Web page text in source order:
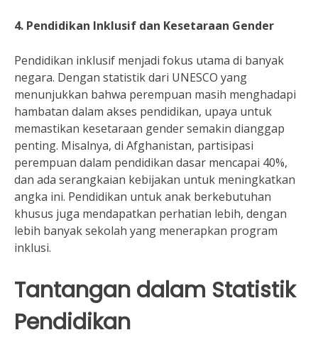
4. Pendidikan Inklusif dan Kesetaraan Gender
Pendidikan inklusif menjadi fokus utama di banyak
negara. Dengan statistik dari UNESCO yang
menunjukkan bahwa perempuan masih menghadapi
hambatan dalam akses pendidikan, upaya untuk
memastikan kesetaraan gender semakin dianggap
penting. Misalnya, di Afghanistan, partisipasi
perempuan dalam pendidikan dasar mencapai 40%,
dan ada serangkaian kebijakan untuk meningkatkan
angka ini. Pendidikan untuk anak berkebutuhan
khusus juga mendapatkan perhatian lebih, dengan
lebih banyak sekolah yang menerapkan program
inklusi.
Tantangan dalam Statistik
Pendidikan